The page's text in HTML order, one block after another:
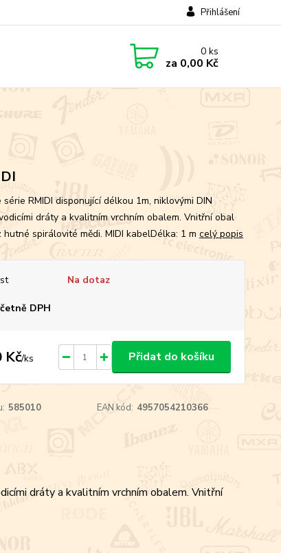
Přihlášení
0ks
za 0,00 Kč
série RMIDI disponující délkou 1m, niklovými DIN
dráty a kvalitním vrchním obalem. Vnitřní obal
spirálovité mědi. MIDI kabelDélka: 1 m celý popis
Na dotaz
DPH
Kč/ks Přidat do košíku
585010 EAN kód: 4957054210366
dráty a kvalitním vrchním obalem. Vnitřní